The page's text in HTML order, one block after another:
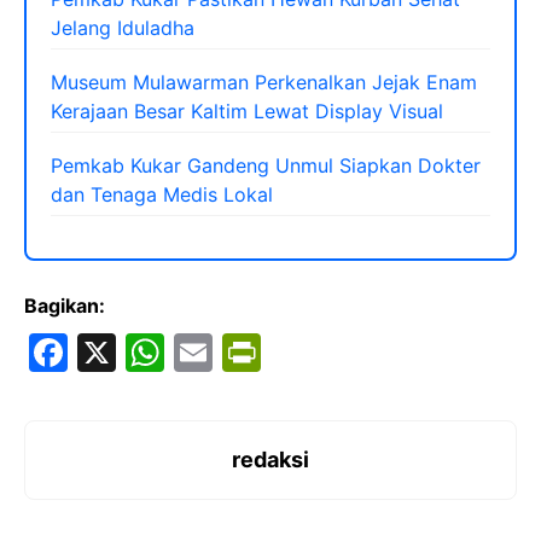
Jelang Iduladha
Museum Mulawarman Perkenalkan Jejak Enam
Kerajaan Besar Kaltim Lewat Display Visual
Pemkab Kukar Gandeng Unmul Siapkan Dokter
dan Tenaga Medis Lokal
Bagikan:
F
X
W E
ri
redaksi